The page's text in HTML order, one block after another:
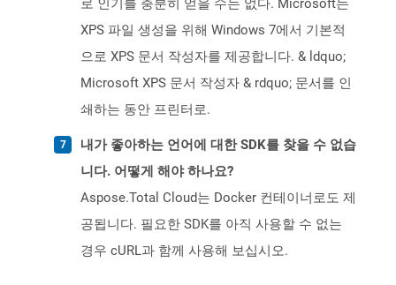
로 인기를 충분히 얻을 수는 없다. Microsoft는
XPS 파일 생성을 위해 Windows 7에서 기본적
으로 XPS 문서 작성자를 제공합니다. & ldquo;
Microsoft XPS 문서 작성자 & rdquo; 문서를 인
쇄하는 동안 프린터로.
내가 좋아하는 언어에 대한 SDK를 찾을 수 없습
니다. 어떻게 해야 하나요?
Aspose.Total Cloud는 Docker 컨테이너로도 제
공됩니다. 필요한 SDK를 아직 사용할 수 없는
경우 cURL과 함께 사용해 보십시오.